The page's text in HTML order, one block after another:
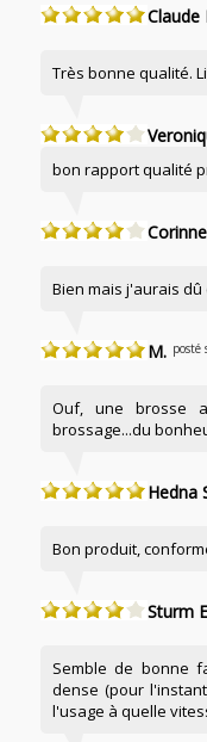
Claude
Très bonne qualité.
bon rapport qualité
Bien mais j'aurais
M. posté
Ouf, une brosse
brossage...du
Hedna
Bon produit,
Sturm
Semble de bonne
dense (pour
l'usage à quelle